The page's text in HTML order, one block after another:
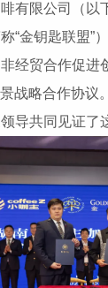
有限公司（以
“金钥匙联盟”
经贸合作促进
战略合作协议
导共同见证了